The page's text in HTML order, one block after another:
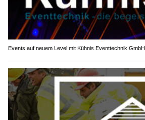
Events auf neuem Level mit Kühnis Eventtechnik GmbH